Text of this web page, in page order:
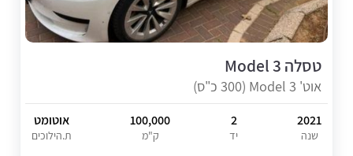
טסלה Model 3
אוט' Model 3 (300 כ"ס)
2021
שנה
2
יד
100,000
ק"מ
אוטומט
ת.הילוכים